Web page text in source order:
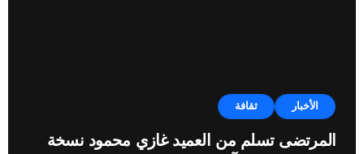
الأخبار ثقافة
المرتضى تسلم من العميد غازي محمود نسخة